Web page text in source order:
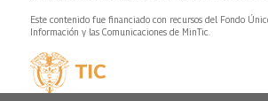
Este contenido fue financiado con recursos del Fondo
Información y las Comunicaciones de MinTic.